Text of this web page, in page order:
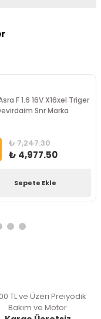
F 1.6 16V X16xel Triger
Snr Marka
₺ 7,247.30
₺ 4,977.50
Sepete Ekle
TL ve Üzeri Preiyodik
Bakım ve Motor